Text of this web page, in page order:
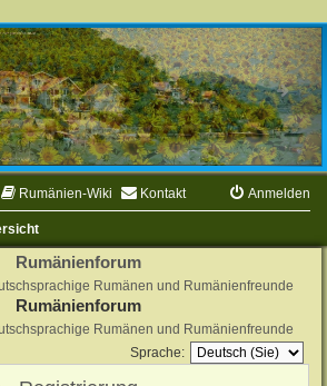
Rumänien-Wiki Kontakt Anmelden
Rumänienforum
Rumänen und Rumänienfreunde
Rumänienforum
Rumänen und Rumänienfreunde
Sprache: